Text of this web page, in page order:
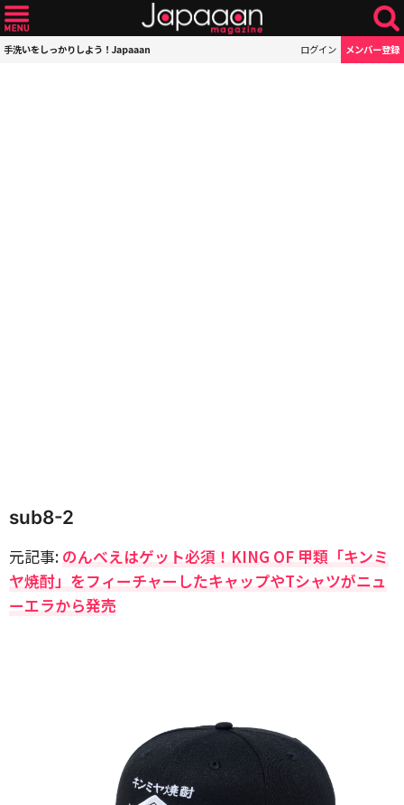
手洗いをしっかりしよう！Japaaan ログイン メンバー登録
sub8-2
元記事: のんべえはゲット必須！KING OF 甲類「キンミ
ヤ焼酎」をフィーチャーしたキャップやTシャツがニュ
ーエラから発売